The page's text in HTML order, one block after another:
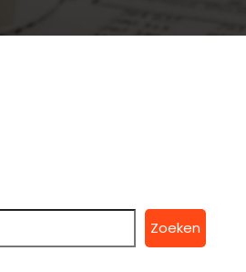
Zoeken